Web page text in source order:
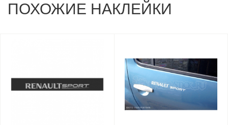
ПОХОЖИЕ НАКЛЕЙКИ